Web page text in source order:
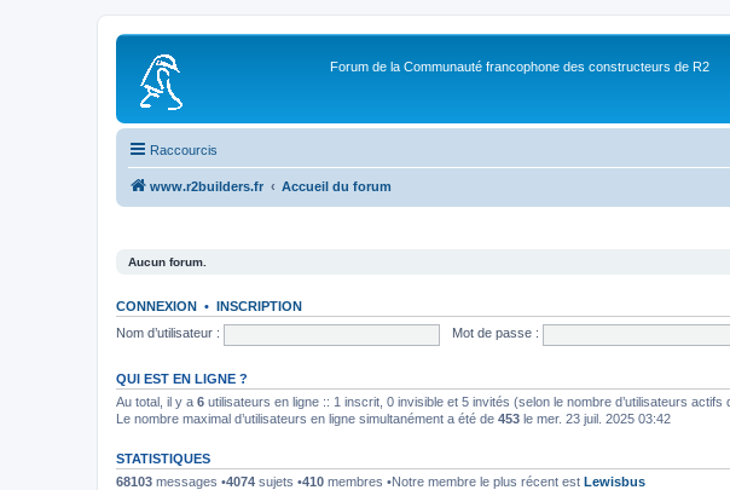
Forum de la Communauté francophone des constructeurs de R2
Raccourcis
www.r2builders.fr Accueil du forum
Aucun forum.
CONNEXION • INSCRIPTION
Nom d’utilisateur :
Mot de passe :
QUI EST EN LIGNE ?
Au total, il y a 6 utilisateurs en ligne :: 1 inscrit, 0 invisible et 5 invités (selon le nombre d’utilisateurs actifs
Le nombre maximal d’utilisateurs en ligne simultanément a été de 453 le mer. 23 juil. 2025 03:42
STATISTIQUES
68103 messages •4074 sujets •410 membres •Notre membre le plus récent est Lewisbus